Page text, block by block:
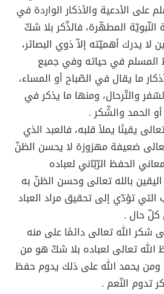
على الأدعية والأذكار الواردة في
النّبويّة المطهّرة، فالذّكر بلا شكّ
يدرك أهميّته إلاّ ذوي البصائر،
المسلم في حياته وفي جميع
ما يقال في الصّباح أو المساء،
والتّرحال، ومنها ما يذكر في
الحمد والشّكر .
يقينًا يملأ قلبه، فالعبد الذي
ضعيفة مهزوزة لا يحسن الظنّ
الحفظ الرّبّاني لعباده
اليقين بالله تعالى وحسن الظنّ به
التي تؤدّي إلى تحقيق مراد العباد
كلّ حال .
شكر الله تعالى دائمًا على منه
تعالى لعباده بلا شكّ هو من
يحمد الله على ذلك يدوم حفظ
تدوم النّعم .